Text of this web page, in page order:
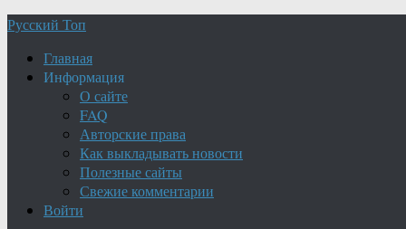
Русский Топ
Главная
Информация
О сайте
FAQ
Авторские права
Как выкладывать новости
Полезные сайты
Свежие комментарии
Войти